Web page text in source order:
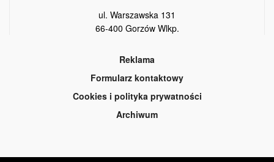
ul. Warszawska 131
66-400 Gorzów Wlkp.
Reklama
Formularz kontaktowy
Cookies i polityka prywatności
Archiwum